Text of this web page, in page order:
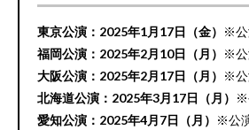
東京公演：2025年1月17日（金） ※公
福岡公演：2025年2月10日（月） ※公
大阪公演：2025年2月17日（月） ※公
北海道公演：2025年3月17日（月） ※
愛知公演：2025年4月7日（月） ※公